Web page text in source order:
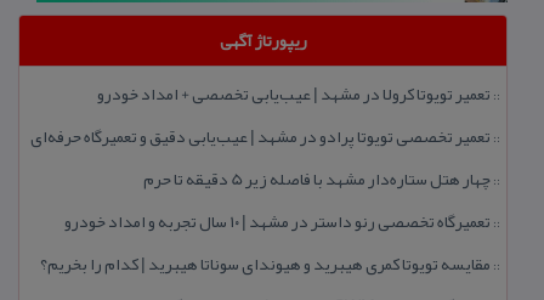
ریپورتاژ آگهی
:: تعمیر تویوتا كرولا در مشهد | عیب‌یابی تخصصی + امداد خودرو
:: تعمیر تخصصی تویوتا پرادو در مشهد | عیب‌یابی دقیق و تعمیرگاه حرفه‌ای
::چهار هتل‌ ستاره‌دار مشهد با فاصله زیر 5 دقیقه تا حرم
:: تعمیرگاه تخصصی رنو داستر در مشهد | ۱۰ سال تجربه و امداد خودرو
:: مقایسه تویوتا كمری هیبرید و هیوندای سوناتا هیبرید | كدام را بخریم؟